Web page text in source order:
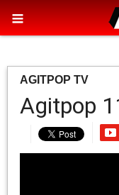
AGITPOP TV
Agitpop